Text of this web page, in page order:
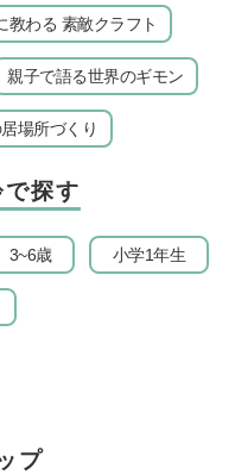
教わる 素敵クラフト
親子で語る世界のギモン
場所づくり
探す
3~6歳 小学1年生
プ